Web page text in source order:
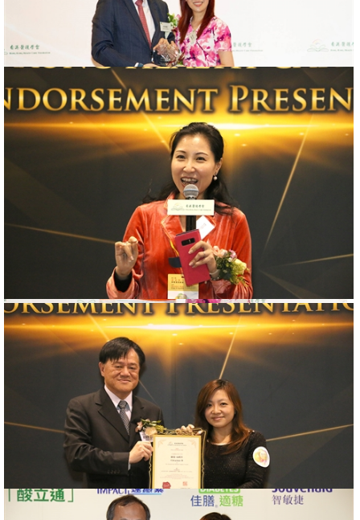
香港醫護學會認可產品嘉許典禮2018
2018年01月26日
最受醫護人員歡迎健康品牌大獎2017